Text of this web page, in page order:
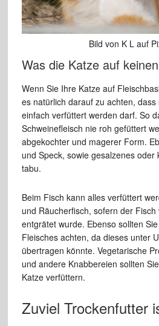
Bild von K L auf
Was die Katze auf
Wenn Sie Ihre Katze auf
es natürlich darauf zu achten, dass
einfach verfüttert werden darf. So
Schweinefleisch nie roh gefüttert
abgekochter und magerer Form.
und Speck, sowie gesalzenes oder
tabu.
Beim Fisch kann alles verfüttert
und Räucherfisch, sofern der
entgrätet wurde. Ebenso sollten
Fleisches achten, da dieses unter
übertragen könnte. Vegetarische
und andere Knabbereien sollten
Katze verfüttern.
Zuviel Trockenfutter